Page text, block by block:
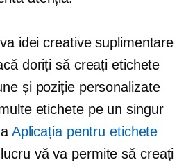
idei creative suplimentare
doriți să creați etichete
și poziție personalizate
etichete pe un singur
Aplicația pentru etichete
vă va permite să creați